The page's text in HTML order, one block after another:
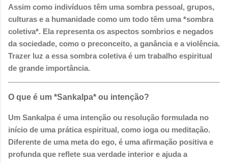
Assim como indivíduos têm uma sombra pessoal, grupos,
culturas e a humanidade como um todo têm uma *sombra
coletiva*. Ela representa os aspectos sombrios e negados
da sociedade, como o preconceito, a ganância e a violência.
Trazer luz a essa sombra coletiva é um trabalho espiritual
de grande importância.
O que é um *Sankalpa* ou intenção?
Um Sankalpa é uma intenção ou resolução formulada no
início de uma prática espiritual, como ioga ou meditação.
Diferente de uma meta do ego, é uma afirmação positiva e
profunda que reflete sua verdade interior e ajuda a